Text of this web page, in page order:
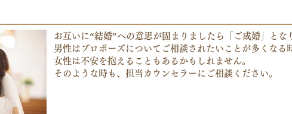
お互いに“結婚”への意思が固まりましたら「ご成婚」とな
男性はプロポーズについてご相談されたいことが多くなる
女性は不安を抱えることもあるかもしれません。
そのような時も、担当カウンセラーにご相談ください。